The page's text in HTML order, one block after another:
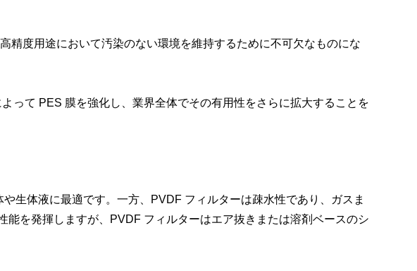
精度用途において汚染のない環境を維持するために不可欠なものにな
って PES 膜を強化し、業界全体でその有用性をさらに拡大することを
生体液に最適です。一方、PVDF フィルターは疎水性であり、ガスま
を発揮しますが、PVDF フィルターはエア抜きまたは溶剤ベースのシ